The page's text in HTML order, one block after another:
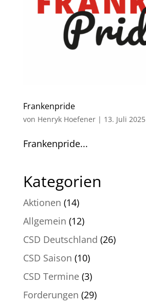
Frankenpride
von Henryk Hoefener| 13. Juli 2025
Frankenpride...
Kategorien
Aktionen (14)
Allgemein (12)
CSD Deutschland (26)
CSD Saison (10)
CSD Termine(3)
Forderungen (29)